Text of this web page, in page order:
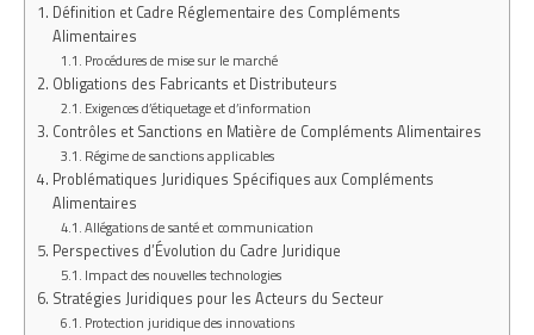
Définition et Cadre Réglementaire des Compléments
Alimentaires
Procédures de mise sur le marché
Obligations des Fabricants et Distributeurs
Exigences d’étiquetage et d’information
Contrôles et Sanctions en Matière de Compléments Alimentaires
Régime de sanctions applicables
Problématiques Juridiques Spécifiques aux Compléments
Alimentaires
Allégations de santé et communication
Perspectives d’Évolution du Cadre Juridique
Impact des nouvelles technologies
Stratégies Juridiques pour les Acteurs du Secteur
Protection juridique des innovations